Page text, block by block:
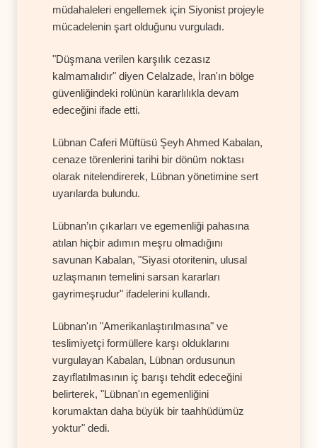
müdahaleleri engellemek için Siyonist projeyle
mücadelenin şart olduğunu vurguladı.
"Düşmana verilen karşılık cezasız
kalmamalıdır" diyen Celalzade, İran'ın bölge
güvenliğindeki rolünün kararlılıkla devam
edeceğini ifade etti.
Lübnan Caferi Müftüsü Şeyh Ahmed Kabalan,
cenaze törenlerini tarihi bir dönüm noktası
olarak nitelendirerek, Lübnan yönetimine sert
uyarılarda bulundu.
Lübnan’ın çıkarları ve egemenliği pahasına
atılan hiçbir adımın meşru olmadığını
savunan Kabalan, "Siyasi otoritenin, ulusal
uzlaşmanın temelini sarsan kararları
gayrimeşrudur" ifadelerini kullandı.
Lübnan'ın "Amerikanlaştırılmasına" ve
teslimiyetçi formüllere karşı olduklarını
vurgulayan Kabalan, Lübnan ordusunun
zayıflatılmasının iç barışı tehdit edeceğini
belirterek, "Lübnan'ın egemenliğini
korumaktan daha büyük bir taahhüdümüz
yoktur" dedi.